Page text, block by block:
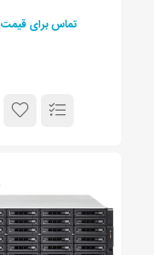
تماس برای قیمت